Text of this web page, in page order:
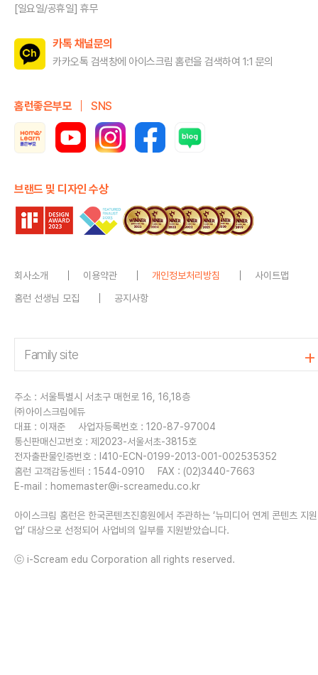
[일요일/공휴일] 휴무
카톡 채널문의
카카오톡 검색창에 아이스크림 홈런을 검색하여 1:1 문의
홈런좋은부모 SNS
브랜드 및 디자인 수상
회사소개 이용약관 개인정보처리방침
사이트맵
홈런 선생님 모집
공지사항
주소 : 서울특별시 서초구 매헌로 16, 16,18층
㈜아이스크림에듀
대표 : 이재준
사업자등록번호 : 120-87-97004
통신판매신고번호 : 제2023-서울서초-3815호
전자출판물인증번호 : I410-ECN-0199-2013-001-002535352
홈런 고객감동센터 : 1544-0910
FAX : (02)3440-7663
E-mail : homemaster@i-screamedu.co.kr
아이스크림 홈런은 한국콘텐츠진흥원에서 주관하는 ‘뉴미디어 연계 콘텐츠 지
업’ 대상으로 선정되어 사업비의 일부를 지원받았습니다.
ⓒ i-Scream edu Corporation all rights reserved.